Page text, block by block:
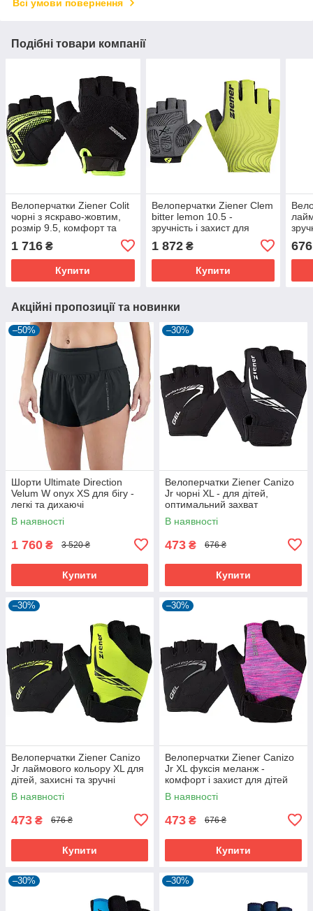
Всі умови повернення
Подібні товари компанії
Велоперчатки Ziener Colit
чорні з яскраво-жовтим,
розмір 9.5, комфорт та
велосипедистів.
1 716 ₴
Купити
Велоперчатки Ziener Clem
bitter lemon 10.5 -
зручність і захист для
1 872₴
Купити
676
Акційні пропозиції та новинки
–50%
Шорти Ultimate Direction
Velum W onyx XS для бігу -
легкі та дихаючі
В наявності
1 760 ₴ 3 520 ₴
Купити
–30%
Велоперчатки Ziener Canizo
Jr чорні XL - для дітей,
оптимальний захват
В наявності
473 ₴ 676 ₴
Купити
–30%
Велоперчатки Ziener Canizo
Jr лаймового кольору XL для
дітей, захисні та зручні
В наявності
473 ₴ 676 ₴
Купити
–30%
Велоперчатки Ziener Canizo
Jr XL фуксія меланж -
комфорт і захист для дітей
В наявності
473 ₴ 676 ₴
Купити
–30% –30%